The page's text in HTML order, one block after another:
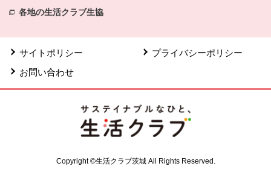
各地の生活クラブ生協
サイトポリシー
プライバシーポリシー
お問い合わせ
Copyright ©生活クラブ茨城 All Rights Reserved.